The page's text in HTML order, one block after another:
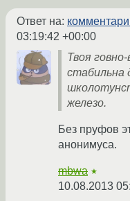
Ответ на:
03:19:42 +00:00
Твоя
стабильна
железо.
Без пруфов
анонимуса.
mbwa ★
10.08.2013